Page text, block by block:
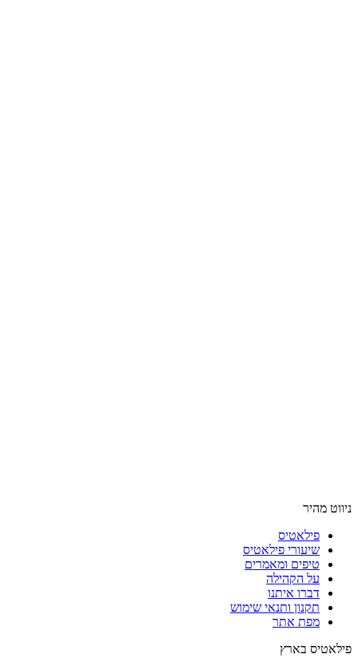
ניווט מהיר
פילאטיס
שיעורי פילאטיס
טיפים ומאמרים
על הקהילה
דברו איתנו
תקנון ותנאי שימוש
מפת אתר
פילאטיס בארץ